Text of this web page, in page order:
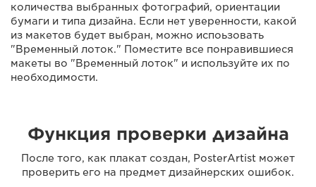
количества выбранных фотографий, ориентации
бумаги и типа дизайна. Если нет уверенности, какой
из макетов будет выбран, можно испоьзовать
"Временный лоток." Поместите все понравившиеся
макеты во "Временный лоток" и используйте их по
необходимости.
Функция проверки дизайна
После того, как плакат создан, PosterArtist может
проверить его на предмет дизайнерских ошибок.